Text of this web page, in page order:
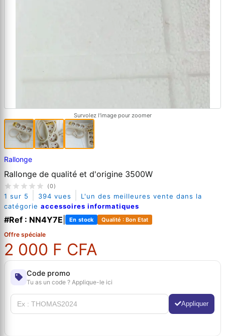
Survolez l'image pour zoomer
Rallonge
Rallonge de qualité et d'origine 3500W
(0)
1 sur 5 394 vues
L'un des meilleures vente dans la
catégorie accessoires informatiques
#Ref : NN4Y7E En stock Qualité : Bon Etat
Offre spéciale
2 000 F CFA
Code promo
Tu as un code ? Applique-le ici
Appliquer